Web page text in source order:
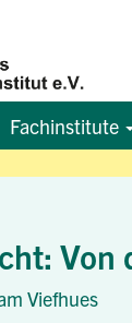
Fachinstitute
Von
Viefhues